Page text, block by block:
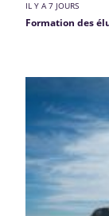
IL Y A 7 JOURS
Formation des